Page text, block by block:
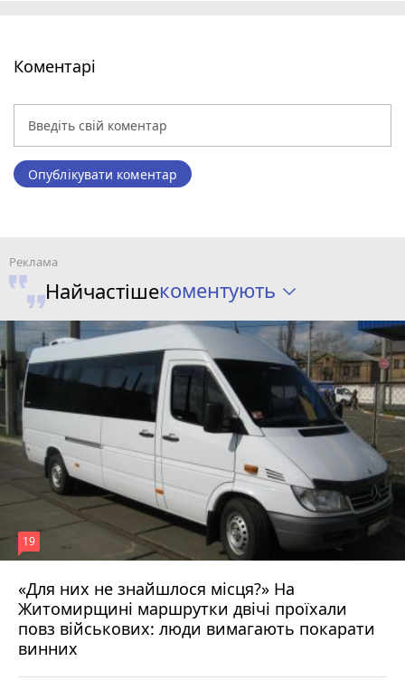
Коментарі
Опублікувати коментар
Найчастішекоментують
«Для них не знайшлося місця?» На
Житомирщині маршрутки двічі проїхали
повз військових: люди вимагають покарати
винних
19
17 липня 2026 р.